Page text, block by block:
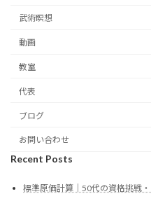
武術瞑想
動画
教室
代表
ブログ
お問い合わせ
Recent Posts
標準原価計算｜50代の資格挑戦